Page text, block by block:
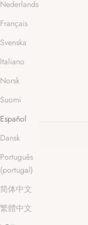
Nederlands
Français
Svenska
Italiano
Norsk
Suomi
Español
Dansk
Português
(portugal)
简体中文
繁體中文